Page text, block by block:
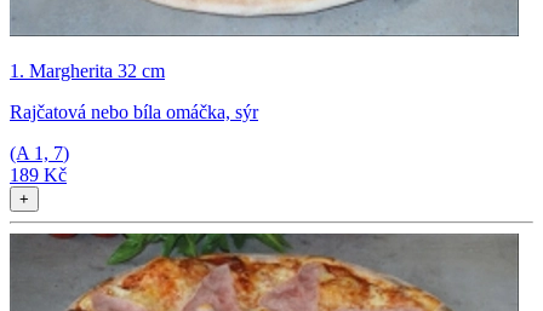
1. Margherita 32 cm
Rajčatová nebo bíla omáčka, sýr
(A 1, 7)
189 Kč
+